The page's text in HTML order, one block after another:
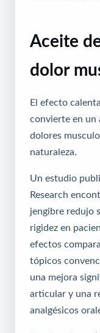
Aceite
dolor
El efecto
convierte en un
dolores
naturaleza.
Un estudio
Research
jengibre redujo
rigidez en
efectos
tópicos
una mejora
articular y una
analgésicos